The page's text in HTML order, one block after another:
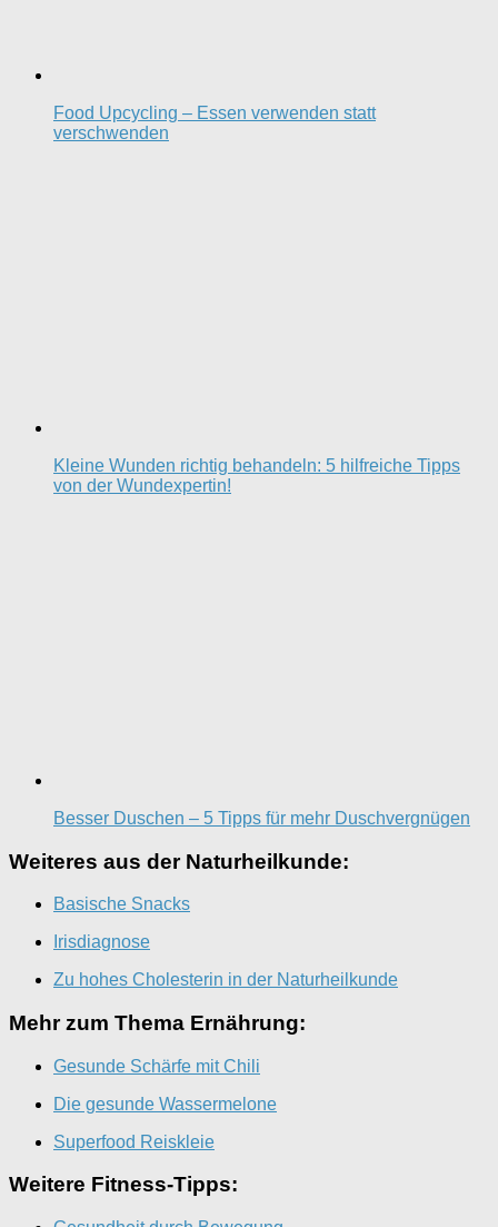
Food Upcycling – Essen verwenden statt
verschwenden
Kleine Wunden richtig behandeln: 5 hilfreiche Tipps
von der Wundexpertin!
Besser Duschen – 5 Tipps für mehr Duschvergnügen
Weiteres aus der Naturheilkunde:
Basische Snacks
Irisdiagnose
Zu hohes Cholesterin in der Naturheilkunde
Mehr zum Thema Ernährung:
Gesunde Schärfe mit Chili
Die gesunde Wassermelone
Superfood Reiskleie
Weitere Fitness-Tipps: